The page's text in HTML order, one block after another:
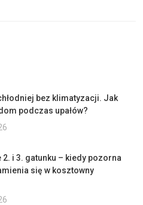
bez klimatyzacji. Jak
podczas upałów?
2. i 3. gatunku – kiedy pozorna
się w kosztowny